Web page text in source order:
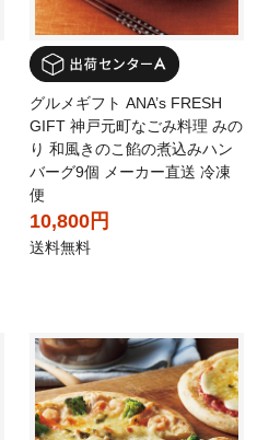
グルメギフト ANA’s FRESH
GIFT 神戸元町なごみ料理 みの
り 和風きのこ餡の煮込みハン
バーグ9個 メーカー直送 冷凍
便
10,800円
送料無料